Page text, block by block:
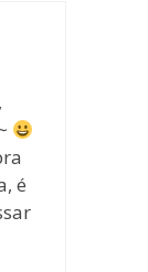
é